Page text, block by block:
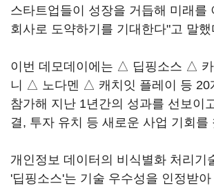
스타트업들이 성장을 거듭해 미래를
회사로 도약하기를 기대한다"고 말했
이번 데모데이에는 △ 딥핑소스 △ 카
니 △ 노다멘 △ 캐치잇 플레이 등 20
참가해 지난 1년간의 성과를 선보이
결, 투자 유치 등 새로운 사업 기회를
개인정보 데이터의 비식별화 처리기
'딥핑소스'는 기술 우수성을 인정받